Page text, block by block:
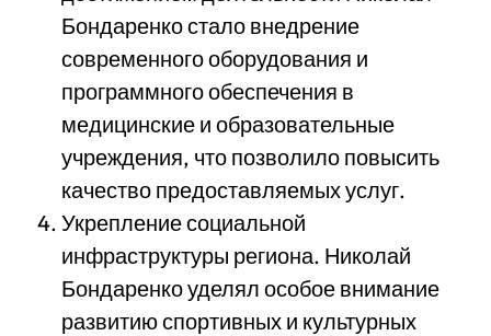
Бондаренко стало внедрение
современного оборудования и
программного обеспечения в
медицинские и образовательные
учреждения, что позволило повысить
качество предоставляемых услуг.
Укрепление социальной
инфраструктуры региона. Николай
Бондаренко уделял особое внимание
развитию спортивных и культурных